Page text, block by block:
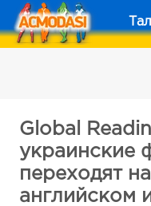
Global
украинские
переходят
английском